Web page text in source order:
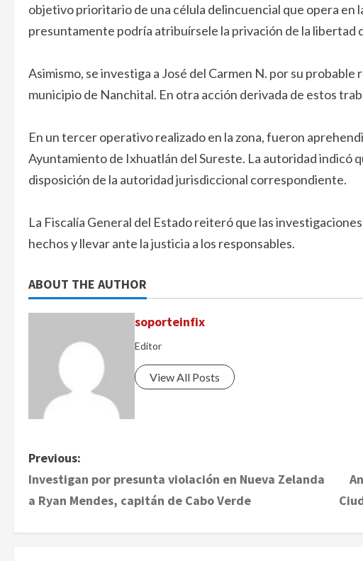
objetivo prioritario de una célula delincuencial que opera en
presuntamente podría atribuírsele la privación de la libertad
Asimismo, se investiga a José del Carmen N. por su
municipio de Nanchital. En otra acción derivada de estos
En un tercer operativo realizado en la zona, fueron
Ayuntamiento de Ixhuatlán del Sureste. La autoridad indicó
disposición de la autoridad jurisdiccional correspondiente.
La Fiscalía General del Estado reiteró que las
hechos y llevar ante la justicia a los responsables.
ABOUT THE AUTHOR
soporteinfix
Editor
View All Posts
P
o
Previous:
Investigan por presunta violación en Nueva Zelanda
a Ryan Mendes, capitán de Cabo Verde